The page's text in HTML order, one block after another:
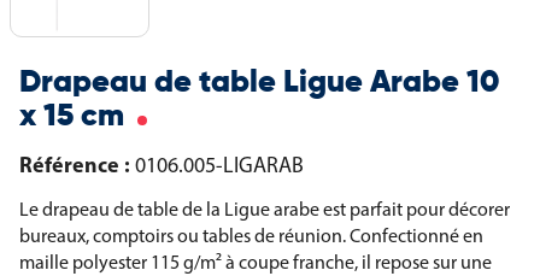
Drapeau de table Ligue Arabe 10
x 15 cm
Référence : 0106.005-LIGARAB
Le drapeau de table de la Ligue arabe est parfait pour décorer
bureaux, comptoirs ou tables de réunion. Confectionné en
maille polyester 115 g/m² à coupe franche, il repose sur une